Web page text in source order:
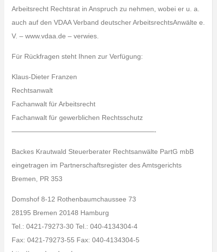
Arbeitsrecht Rechtsrat in Anspruch zu nehmen, wobei er u. a.
auch auf den VDAA Verband deutscher ArbeitsrechtsAnwälte e.
V. – www.vdaa.de – verwies.
Für Rückfragen steht Ihnen zur Verfügung:
Klaus-Dieter Franzen
Rechtsanwalt
Fachanwalt für Arbeitsrecht
Fachanwalt für gewerblichen Rechtsschutz
—————————————————————-
Backes Krautwald Steuerberater Rechtsanwälte PartG mbB
eingetragen im Partnerschaftsregister des Amtsgerichts
Bremen, PR 353
Domshof 8-12 Rothenbaumchaussee 73
28195 Bremen 20148 Hamburg
Tel.: 0421-79273-30 Tel.: 040-4134304-4
Fax: 0421-79273-55 Fax: 040-4134304-5